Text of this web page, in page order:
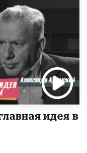
идея в